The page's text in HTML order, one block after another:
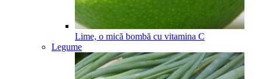
Lime, o mică bombă cu vitamina C
Legume